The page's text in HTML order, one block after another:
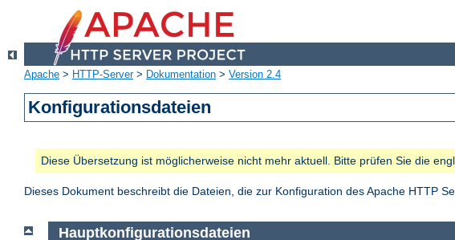
Apache > HTTP-Server> Dokumentation > Version 2.4
Konfigurationsdateien
Diese Übersetzung ist möglicherweise nicht mehr aktuell. Bitte prüfen Sie die
Dieses Dokument beschreibt die Dateien, die zur Konfiguration des Apache HTTP
Hauptkonfigurationsdateien